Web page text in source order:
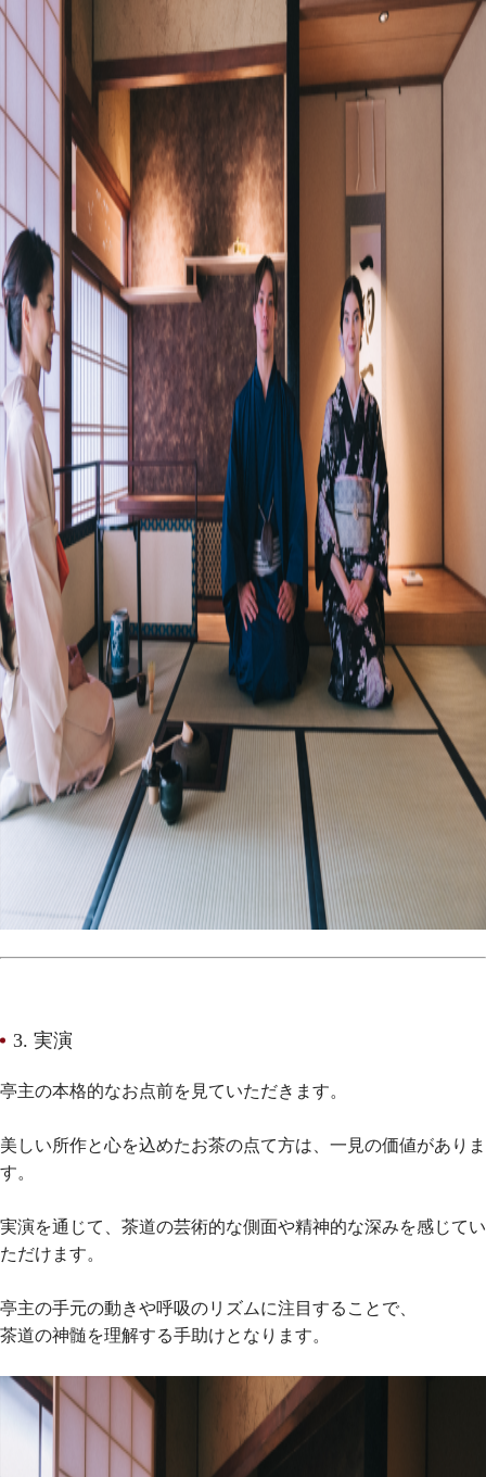
3. 実演
亭主の本格的なお点前を見ていただきます。
美しい所作と心を込めたお茶の点て方は、一見の価値がありま
す。
実演を通じて、茶道の芸術的な側面や精神的な深みを感じてい
ただけます。
亭主の手元の動きや呼吸のリズムに注目することで、
茶道の神髄を理解する手助けとなります。